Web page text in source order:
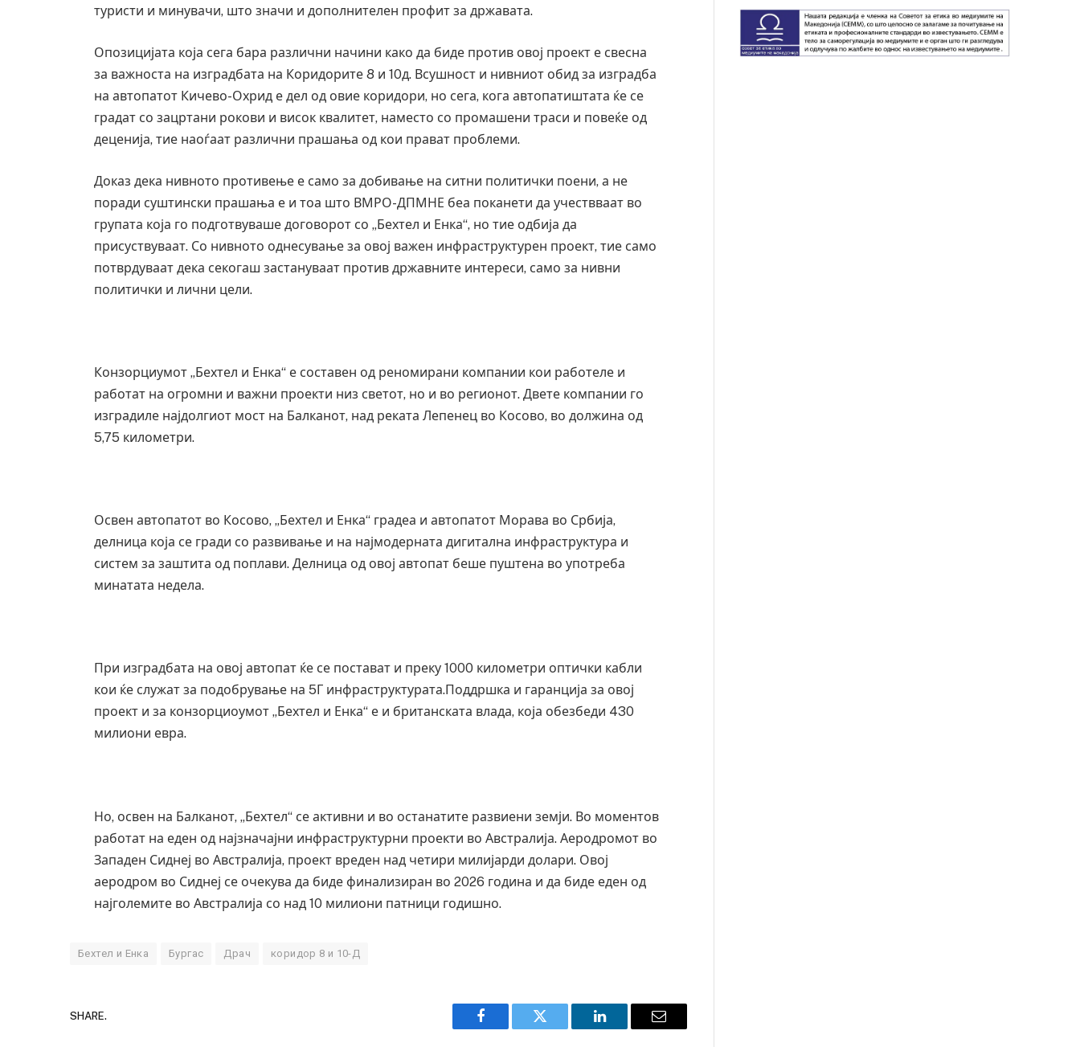
туристи и минувачи, што значи и дополнителен профит за државата.
Опозицијата која сега бара различни начини како да биде против овој проект е свесна
за важноста на изградбата на Коридорите 8 и 10д. Всушност и нивниот обид за изградба
на автопатот Кичево-Охрид е дел од овие коридори, но сега, кога автопатиштата ќе се
градат со зацртани рокови и висок квалитет, наместо со промашени траси и повеќе од
деценија, тие наоѓаат различни прашања од кои прават проблеми.
Доказ дека нивното противење е само за добивање на ситни политички поени, а не
поради суштински прашања е и тоа што ВМРО-ДПМНЕ беа поканети да учествваат во
групата која го подготвуваше договорот со „Бехтел и Енка“, но тие одбија да
присуствуваат. Со нивното однесување за овој важен инфраструктурен проект, тие само
потврдуваат дека секогаш застануваат против државните интереси, само за нивни
политички и лични цели.
Конзорциумот „Бехтел и Енка“ е составен од реномирани компании кои работеле и
работат на огромни и важни проекти низ светот, но и во регионот. Двете компании го
изградиле најдолгиот мост на Балканот, над реката Лепенец во Косово, во должина од
5,75 километри.
Освен автопатот во Косово, „Бехтел и Енка“ градеа и автопатот Морава во Србија,
делница која се гради со развивање и на најмодерната дигитална инфраструктура и
систем за заштита од поплави. Делница од овој автопат беше пуштена во употреба
минатата недела.
При изградбата на овој автопат ќе се постават и преку 1000 километри оптички кабли
кои ќе служат за подобрување на 5Г инфраструктурата.Поддршка и гаранција за овој
проект и за конзорциоумот „Бехтел и Енка“ е и британската влада, која обезбеди 430
милиони евра.
Но, освен на Балканот, „Бехтел“ се активни и во останатите развиени земји. Во моментов
работат на еден од најзначајни инфраструктурни проекти во Австралија. Аеродромот во
Западен Сиднеј во Австралија, проект вреден над четири милијарди долари. Овој
аеродром во Сиднеј се очекува да биде финализиран во 2026 година и да биде еден од
најголемите во Австралија со над 10 милиони патници годишно.
Бехтел и Енка Бургас Драч коридор 8 и 10-Д
SHARE.
Facebook Twitter LinkedIn Email